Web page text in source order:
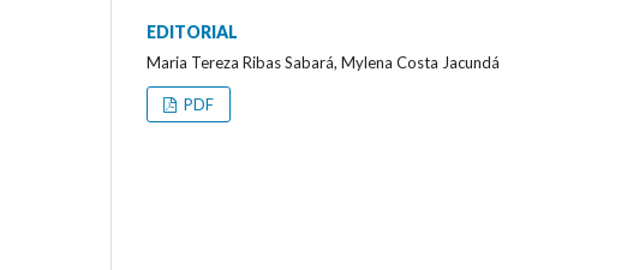
EDITORIAL
Maria Tereza Ribas Sabará, Mylena Costa Jacundá
PDF